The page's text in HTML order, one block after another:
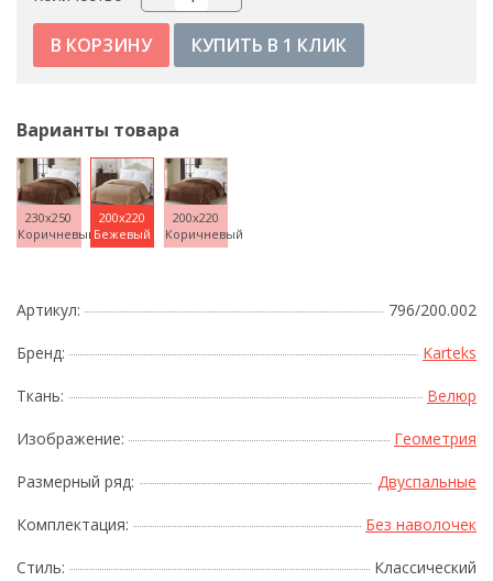
КУПИТЬ В 1 КЛИК
Варианты товара
230x250
Коричневый
200x220
Бежевый
200x220
Коричневый
Артикул: 796/200.002
Бренд: Karteks
Ткань: Велюр
Изображение: Геометрия
Размерный ряд: Двуспальные
Комплектация: Без наволочек
Стиль: Классический